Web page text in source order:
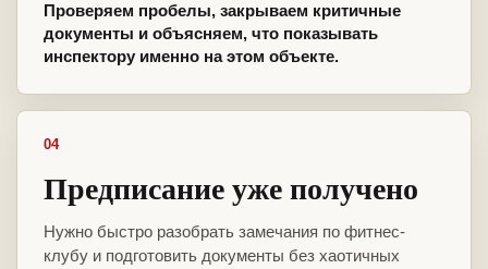
Проверяем пробелы, закрываем критичные
документы и объясняем, что показывать
инспектору именно на этом объекте.
04
Предписание уже получено
Нужно быстро разобрать замечания по фитнес-
клубу и подготовить документы без хаотичных